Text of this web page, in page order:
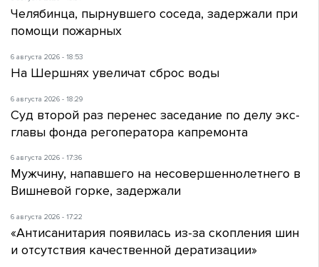
Челябинца, пырнувшего соседа, задержали при
помощи пожарных
6 августа 2026 - 18:53
На Шершнях увеличат сброс воды
6 августа 2026 - 18:29
Суд второй раз перенес заседание по делу экс-
главы фонда регоператора капремонта
6 августа 2026 - 17:36
Мужчину, напавшего на несовершеннолетнего в
Вишневой горке, задержали
6 августа 2026 - 17:22
«Антисанитария появилась из-за скопления шин
и отсутствия качественной дератизации»